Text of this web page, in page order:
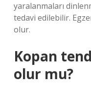
yaralanmaları
tedavi edilebilir.
olur.
Kopan
olur mu?